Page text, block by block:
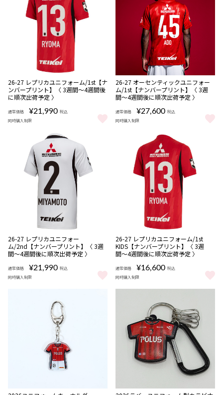
NEW
数量
限定
受注
商品
26-27 レプリカユニフォーム/1st【ナ
ンバープリント】〈 3週間〜4週間後
に順次出荷予定 〉
通常価格 ¥21,990 税込
同時購入制限
NEW
数量
限定
受注
商品
26-27 オーセンティックユニフォー
ム/1st【ナンバープリント】〈 3週
間〜4週間後に順次出荷予定 〉
通常価格 ¥27,600 税込
同時購入制限
NEW
数量
限定
受注
商品
26-27 レプリカユニフォー
ム/2nd【ナンバープリント】〈 3週
間〜4週間後に順次出荷予定 〉
通常価格 ¥21,990 税込
同時購入制限
NEW
数量
限定
受注
商品
26-27 レプリカユニフォーム/1st
KIDS【ナンバープリント】〈 3週
間〜4週間後に順次出荷予定 〉
通常価格 ¥16,600 税込
同時購入制限